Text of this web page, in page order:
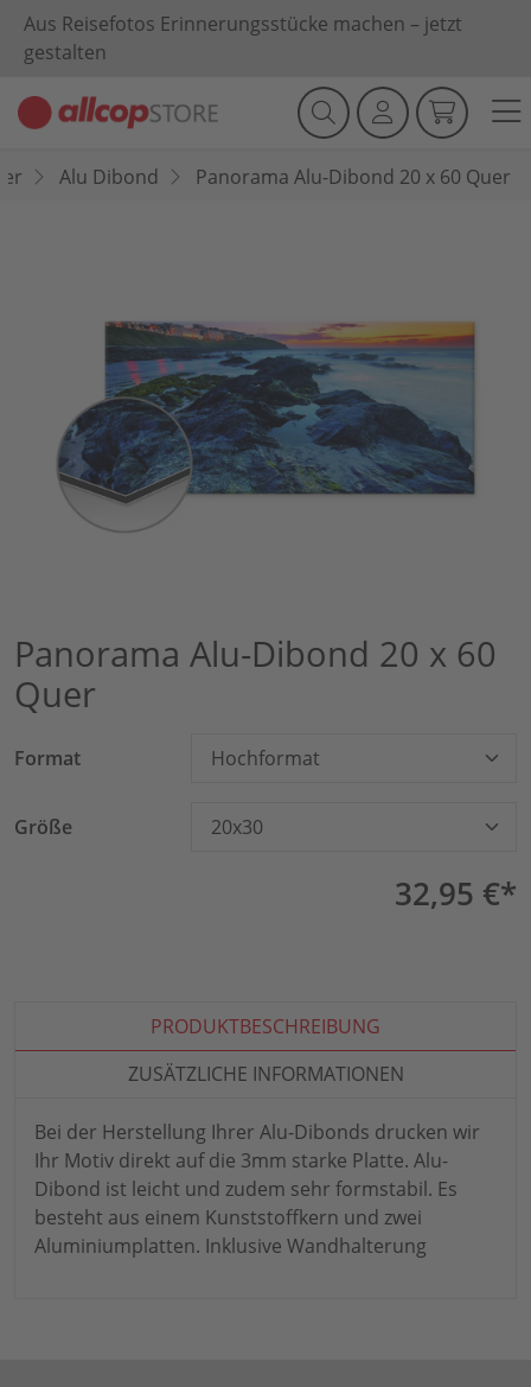
Aus Reisefotos Erinnerungsstücke machen – jetzt
gestalten
Alu Dibond Panorama Alu-Dibond 20 x 60 Quer
Panorama Alu-Dibond 20 x 60
Quer
Format Hochformat
Größe 20x30
32,95 €*
PRODUKTBESCHREIBUNG
ZUSÄTZLICHE INFORMATIONEN
Bei der Herstellung Ihrer Alu-Dibonds drucken wir
Ihr Motiv direkt auf die 3mm starke Platte. Alu-
Dibond ist leicht und zudem sehr formstabil. Es
besteht aus einem Kunststoffkern und zwei
Aluminiumplatten. Inklusive Wandhalterung